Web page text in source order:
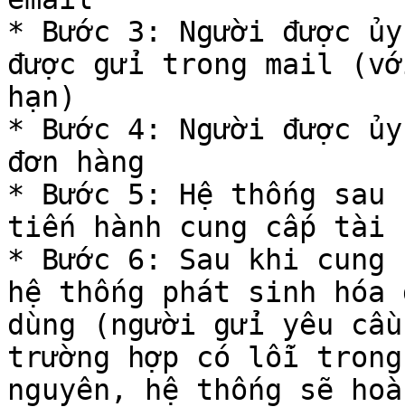
* Bước 3: Người được
được gửi trong mail
hạn)
* Bước 4: Người được
đơn hàng
* Bước 5: Hệ thống sau
tiến hành cung cấp tài
* Bước 6: Sau khi cung
hệ thống phát sinh hóa
dùng (người gửi yêu
trường hợp có lỗi
nguyên, hệ thống sẽ